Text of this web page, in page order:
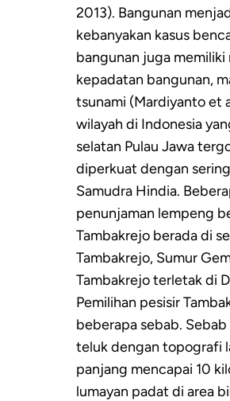
2013). Bangunan
kebanyakan kasus
bangunan juga
kepadatan bangunan,
tsunami (Mardiyanto et
wilayah di Indonesia
selatan Pulau Jawa
diperkuat dengan
Samudra Hindia.
penunjaman lempeng
Tambakrejo berada di
Tambakrejo, Sumur
Tambakrejo terletak di
Pemilihan pesisir
beberapa sebab.
teluk dengan topografi
panjang mencapai 10
lumayan padat di area